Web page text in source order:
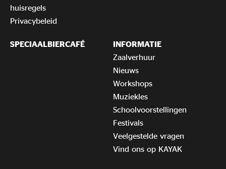
huisregels
Privacybeleid
SPECIAALBIERCAFÉ
INFORMATIE
Zaalverhuur
Nieuws
Workshops
Muziekles
Schoolvoorstellingen
Festivals
Veelgestelde vragen
Vind ons op KAYAK